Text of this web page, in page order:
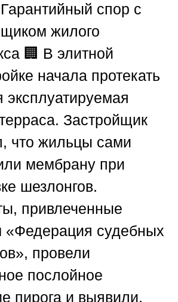
спор с
жилого
🏢 В элитной
начала протекать
эксплуатируемая
Застройщик
что жильцы сами
мембрану при
шезлонгов.
привлеченные
судебных
, провели
послойное
пирога и выявили,